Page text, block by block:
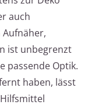
auch
Aufnäher,
ist unbegrenzt
passende Optik.
haben, lässt